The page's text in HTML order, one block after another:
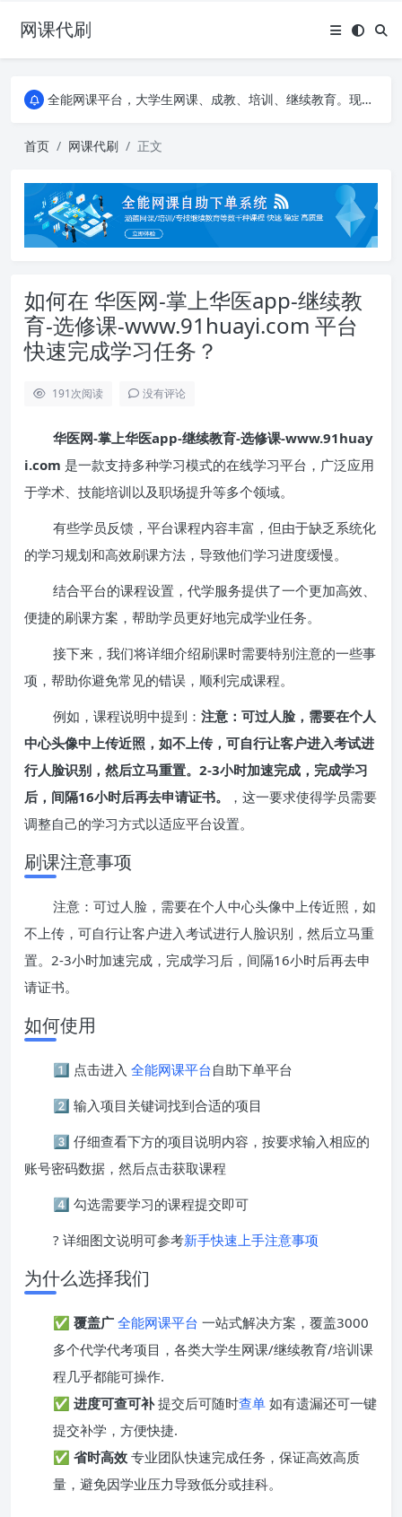
网课代刷
AI论文写作平台，根据真实文献内容生成论文
全能网课平台，大学生网课、成教、培训、继续教育。现已接入代刷代考项目3000+
全能网课平台，大学生网课、成教、培训、继续教育。现已接入代刷代考项目3000+
首页 网课代刷 正文
如何在 华医网-掌上华医app-继续教
育-选修课-www.91huayi.com 平台
快速完成学习任务？
191次阅读 没有评论
华医网-掌上华医app-继续教育-选修课-www.91huay
i.com 是一款支持多种学习模式的在线学习平台，广泛应用
于学术、技能培训以及职场提升等多个领域。
有些学员反馈，平台课程内容丰富，但由于缺乏系统化
的学习规划和高效刷课方法，导致他们学习进度缓慢。
结合平台的课程设置，代学服务提供了一个更加高效、
便捷的刷课方案，帮助学员更好地完成学业任务。
接下来，我们将详细介绍刷课时需要特别注意的一些事
项，帮助你避免常见的错误，顺利完成课程。
例如，课程说明中提到： 注意：可过人脸，需要在个人
中心头像中上传近照，如不上传，可自行让客户进入考试进
行人脸识别，然后立马重置。2-3小时加速完成，完成学习
后，间隔16小时后再去申请证书。
，这一要求使得学员需要
调整自己的学习方式以适应平台设置。
刷课注意事项
注意：可过人脸，需要在个人中心头像中上传近照，如
不上传，可自行让客户进入考试进行人脸识别，然后立马重
置。2-3小时加速完成，完成学习后，间隔16小时后再去申
请证书。
如何使用
1️⃣ 点击进入 全能网课平台自助下单平台
2️⃣ 输入项目关键词找到合适的项目
3️⃣ 仔细查看下方的项目说明内容，按要求输入相应的
账号密码数据，然后点击获取课程
4️⃣ 勾选需要学习的课程提交即可
? 详细图文说明可参考新手快速上手注意事项
为什么选择我们
✅ 覆盖广 全能网课平台 一站式解决方案，覆盖3000
多个代学代考项目，各类大学生网课/继续教育/培训课
程几乎都能可操作.
✅ 进度可查可补提交后可随时查单 如有遗漏还可一键
提交补学，方便快捷.
✅ 省时高效 专业团队快速完成任务，保证高效高质
量，避免因学业压力导致低分或挂科。